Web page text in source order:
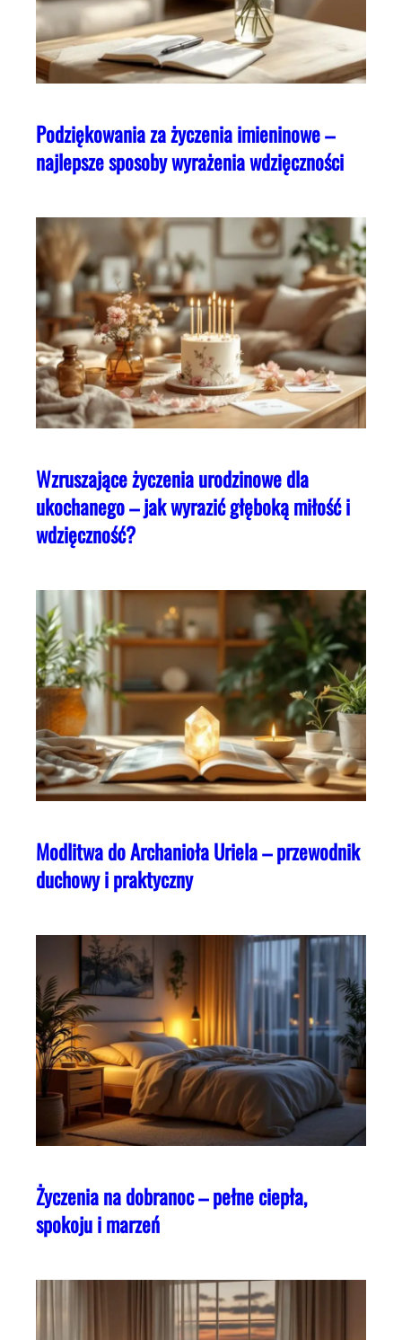
Podziękowania za życzenia imieninowe –
najlepsze sposoby wyrażenia wdzięczności
Wzruszające życzenia urodzinowe dla
ukochanego – jak wyrazić głęboką miłość i
wdzięczność?
Modlitwa do Archanioła Uriela – przewodnik
duchowy i praktyczny
Życzenia na dobranoc – pełne ciepła,
spokoju i marzeń